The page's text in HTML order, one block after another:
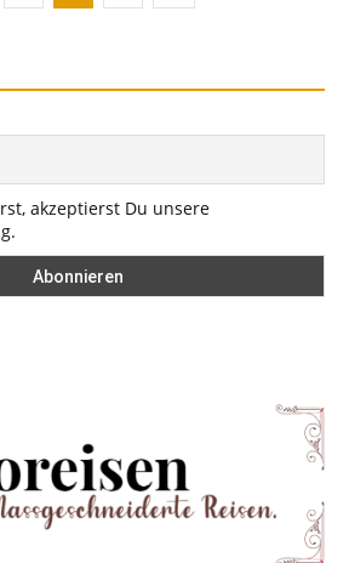
akzeptierst Du unsere